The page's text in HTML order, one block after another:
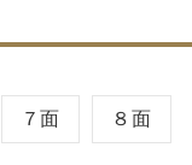
７面 ８面